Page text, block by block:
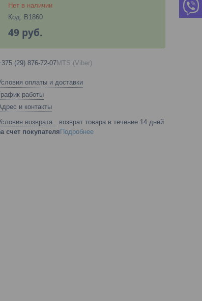
Нет в наличии
Код: B1860
49 руб.
(29) 876-72-07MTS (Viber)
оплаты и доставки
работы
и контакты
возврат товара в течение 14 дней
счет покупателяПодробнее